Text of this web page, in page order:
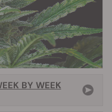
BY WEEK